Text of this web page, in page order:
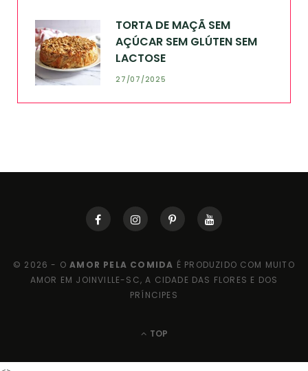
TORTA DE MAÇÃ SEM
AÇÚCAR SEM GLÚTEN SEM
LACTOSE
27/07/2025
© 2026 - OAMOR PELA COMIDA É PRODUZIDO COM MUITO
AMOR EM JOINVILLE-SC, A CIDADE DAS FLORES E DOS
PRÍNCIPES
TOP